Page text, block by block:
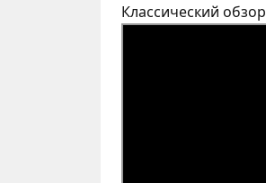
Классический